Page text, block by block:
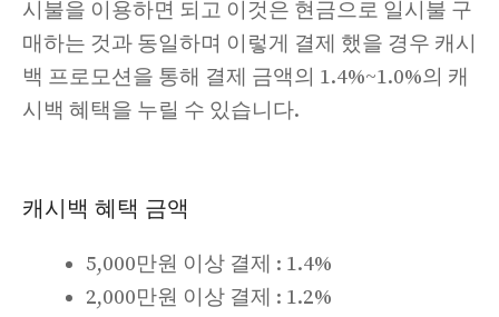
시불을 이용하면 되고 이것은 현금으로 일시불 구
매하는 것과 동일하며 이렇게 결제 했을 경우 캐시
백 프로모션을 통해 결제 금액의 1.4%~1.0%의 캐
시백 혜택을 누릴 수 있습니다.
캐시백 혜택 금액
5,000만원 이상 결제 : 1.4%
2,000만원 이상 결제 : 1.2%